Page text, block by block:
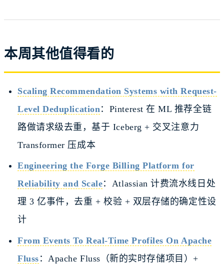
本周其他值得看的
Scaling Recommendation Systems with Request-
Level Deduplication ：Pinterest 在 ML 推荐全链
路做请求级去重，基于 Iceberg + 交叉注意力
Transformer 压成本
Engineering the Forge Billing Platform for
Reliability and Scale：Atlassian 计费流水线日处
理 3 亿事件，去重 + 校验 + 双层存储的确定性设
计
From Events To Real-Time Profiles On Apache
Fluss ：Apache Fluss（新的实时存储项目）+